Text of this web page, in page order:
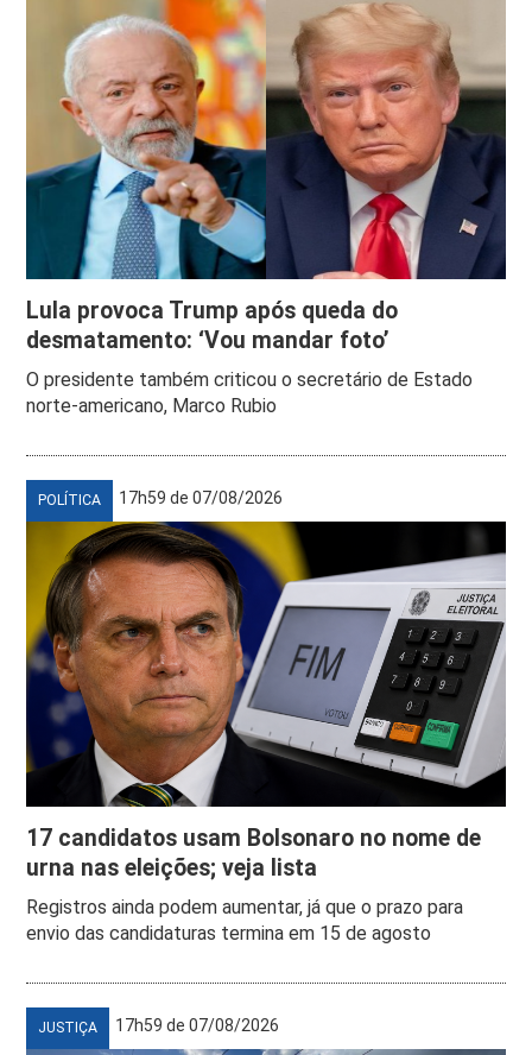
Lula provoca Trump após queda do
desmatamento: ‘Vou mandar foto’
O presidente também criticou o secretário de Estado
norte-americano, Marco Rubio
POLÍTICA 17h59 de 07/08/2026
17 candidatos usam Bolsonaro no nome de
urna nas eleições; veja lista
Registros ainda podem aumentar, já que o prazo para
envio das candidaturas termina em 15 de agosto
JUSTIÇA 17h59 de 07/08/2026